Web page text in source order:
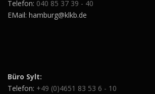
Telefon: 040 85 37 39 - 40
EMail: hamburg@klkb.de
Büro Sylt:
Telefon: +49 (0)4651 83 53 6 - 10